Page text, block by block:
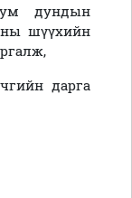
дундын
шүүхийн
дарга